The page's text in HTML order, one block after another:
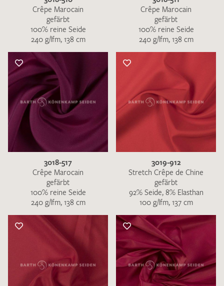
Crêpe Marocain
gefärbt
100% reine Seide
240 g/lfm, 138 cm
Crêpe Marocain
gefärbt
100% reine Seide
240 g/lfm, 138 cm
3018-517
Crêpe Marocain
gefärbt
100% reine Seide
240 g/lfm, 138 cm
3019-912
Stretch Crêpe de Chine
gefärbt
92% Seide, 8% Elasthan
100 g/lfm, 137 cm